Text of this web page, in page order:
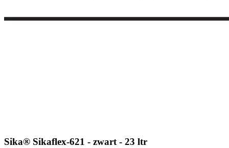
Sika® Sikaflex-621 - zwart - 23 ltr